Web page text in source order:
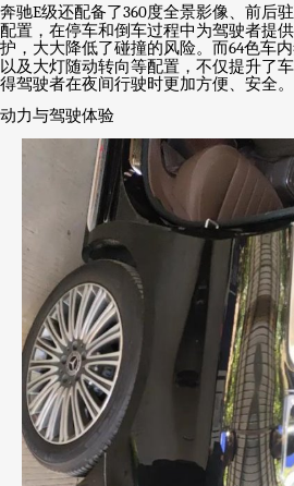
奔驰E级还配备了360度全景影像、前后
配置，在停车和倒车过程中为驾驶者提
护，大大降低了碰撞的风险。而64色车
以及大灯随动转向等配置，不仅提升了
得驾驶者在夜间行驶时更加方便、安全。
动力与驾驶体验